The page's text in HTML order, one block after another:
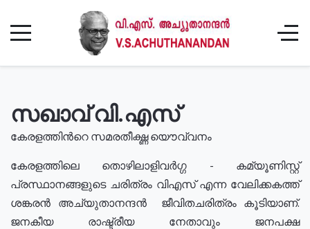
സഖാവ് വി.എസ്
കേരളത്തിൻറെ സമരതീക്ഷ്ണ യൌവ്വനം
കേരളത്തിലെ തൊഴിലാളിവർഗ്ഗ - കമ്യൂണിസ്റ്റ്
പ്രസ്ഥാനങ്ങളുടെ ചരിത്രം വിഎസ് എന്ന വേലിക്കകത്ത്
ശങ്കരൻ അച്യുതാനന്ദൻ ജീവിതചരിത്രം കൂടിയാണ്.
ജനകീയ രാഷ്ട്രീയ നേതാവും ജനപക്ഷ